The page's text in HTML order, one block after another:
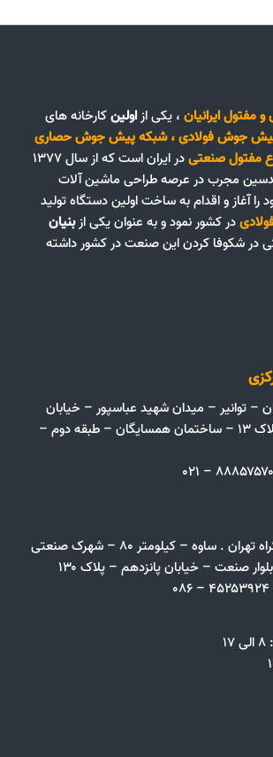
ایرانیان، یکی ازاولینکارخانه های
جوش فولادی،شبکه پیش جوش حصاری
مفتول صنعتی
در ایران است که از سال ۱۳۷۷
مجرب در عرصه طراحی ماشین آلات
آغاز و اقدام به ساخت اولین دستگاه تولید
در کشور نمود و به عنوان یکی ازبنیان
در شکوفا کردن این صنعت در کشور داشته
– توانیر – میدان شهید عباسپور – خیابان
نظامی گنجوی – پلاک ۱۳ – ساختمان همسایگان – طبقه دوم –
ایران – بزرگراه تهران . ساوه – کیلومتر ۸۰ – شهرک صنعتی